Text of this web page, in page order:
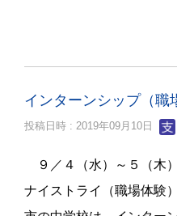
インターンシップ（
投稿日時 : 2019年09月10日
９／４（水）～５（木
ナイストライ（職場体験